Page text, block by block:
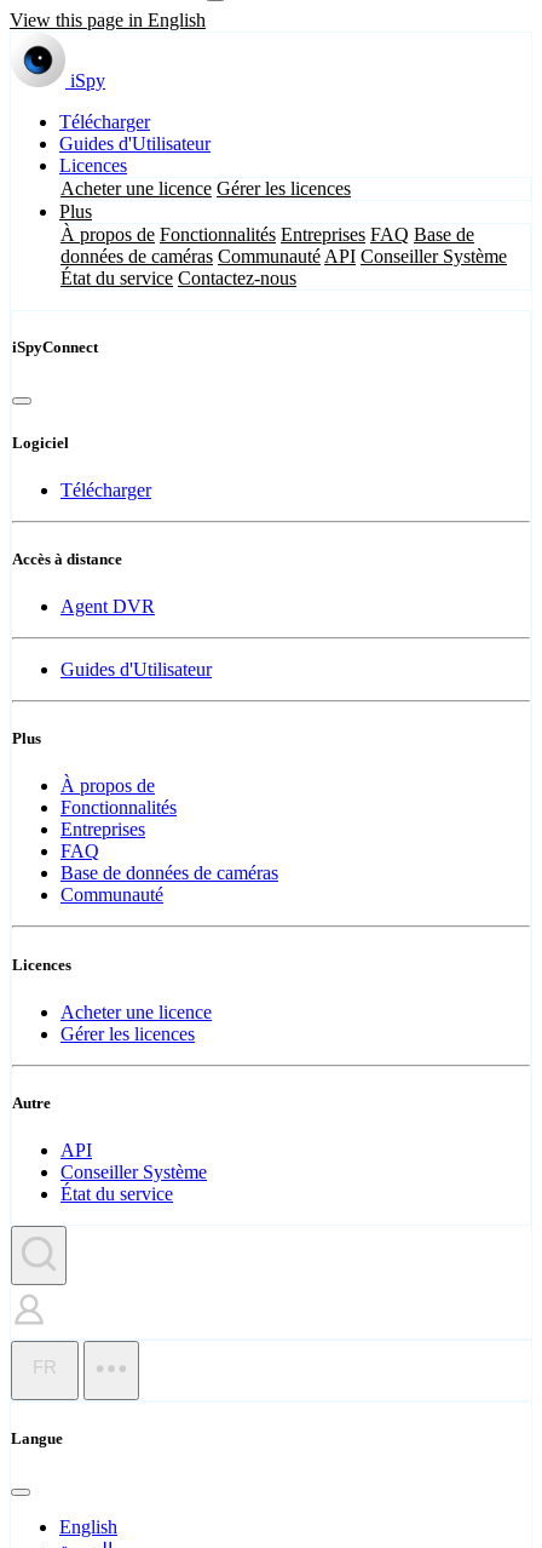
View this page in English
iSpy
Télécharger
Guides d'Utilisateur
Licences
Acheter une licence Gérer les licences
Plus
À propos de Fonctionnalités Entreprises FAQ Base de
données de caméras Communauté API Conseiller Système
État du service Contactez-nous
iSpyConnect
Logiciel
Télécharger
Accès à distance
Agent DVR
Guides d'Utilisateur
Plus
À propos de
Fonctionnalités
Entreprises
FAQ
Base de données de caméras
Communauté
Licences
Acheter une licence
Gérer les licences
Autre
API
Conseiller Système
État du service
FR
Langue
English